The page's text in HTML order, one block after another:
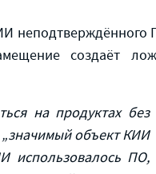
неподтверждённого
создаёт
на продуктах без
объект КИИ
использовалось ПО,